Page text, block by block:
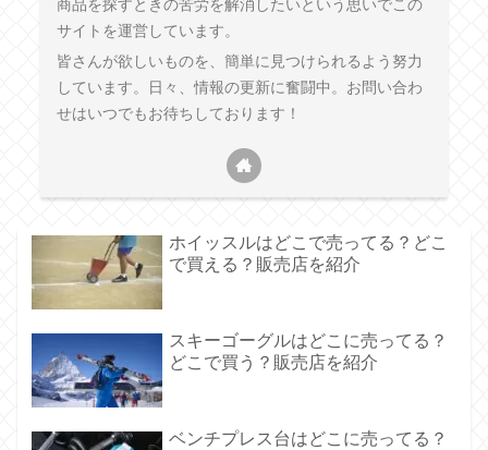
商品を探すときの苦労を解消したいという思いでこの
サイトを運営しています。
皆さんが欲しいものを、簡単に見つけられるよう努力
しています。日々、情報の更新に奮闘中。お問い合わ
せはいつでもお待ちしております！
ホイッスルはどこで売ってる？どこ
で買える？販売店を紹介
スキーゴーグルはどこに売ってる？
どこで買う？販売店を紹介
ベンチプレス台はどこに売ってる？